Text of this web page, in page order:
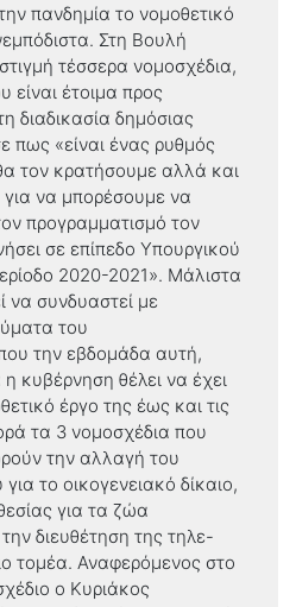
πανδημία το νομοθετικό
Στη Βουλή
τέσσερα νομοσχέδια,
έτοιμα προς
διαδικασία δημόσιας
πως «είναι ένας ρυθμός
τον κρατήσουμε αλλά και
να μπορέσουμε να
προγραμματισμό τον
σε επίπεδο Υπουργικού
2020-2021». Μάλιστα
να συνδυαστεί με
του
την εβδομάδα αυτή,
κυβέρνηση θέλει να έχει
έργο της έως και τις
τα 3 νομοσχέδια που
την αλλαγή του
το οικογενειακό δίκαιο,
για τα ζώα
διευθέτηση της τηλε-
τομέα. Αναφερόμενος στο
ο Κυριάκος